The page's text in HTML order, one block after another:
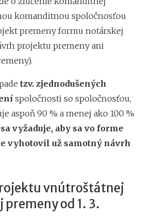
komanditnou spoločnosťou
premeny formu notárskej
projektu premeny ani
tzv. zjednodušených
spoločnosti so spoločnosťou,
aspoň 90 % a menej ako 100 %
sa vyžaduje, aby sa vo forme
vyhotovil už samotný návrh
vnútroštátnej
od 1. 3.